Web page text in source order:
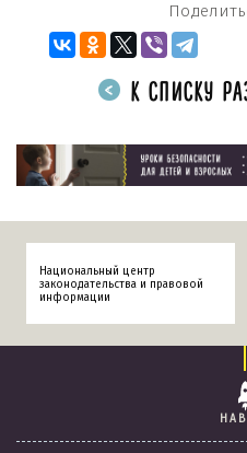
К СПИСКУ
Национальный центр
законодательства и правовой
информации